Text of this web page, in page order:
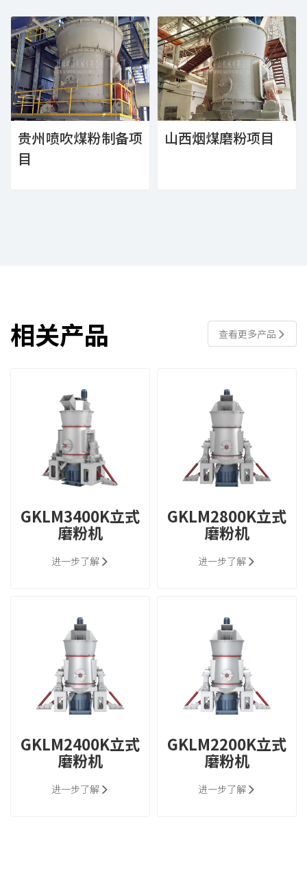
贵州喷吹煤粉制备项
目
山西烟煤磨粉项目
相关产品 查看更多产品
GKLM3400K立式
磨粉机
进一步了解
GKLM2800K立式
磨粉机
进一步了解
GKLM2400K立式
磨粉机
进一步了解
GKLM2200K立式
磨粉机
进一步了解